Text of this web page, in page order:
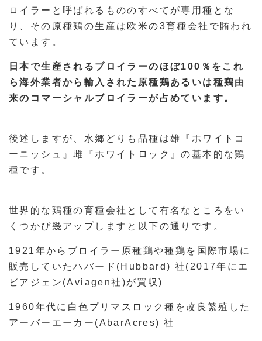
ロイラーと呼ばれるもののすべてが専用種とな
り、その原種鶏の生産は欧米の3育種会社で賄われ
ています。
日本で生産されるブロイラーのほぼ100％をこれ
ら海外業者から輸入された原種鶏あるいは種鶏由
来のコマーシャルブロイラーが占めています。
後述しますが、水郷どりも品種は雄『ホワイトコ
ーニッシュ』雌『ホワイトロック』の基本的な鶏
種です。
世界的な鶏種の育種会社として有名なところをい
くつかぴ幾アップしますと以下の通りです。
1921年からブロイラー原種鶏や種鶏を国際市場に
販売していたハバード(Hubbard) 社(2017年にエ
ビアジェン(Aviagen社)が買収)
1960年代に白色プリマスロック種を改良繁殖した
アーバーエーカー(AbarAcres) 社